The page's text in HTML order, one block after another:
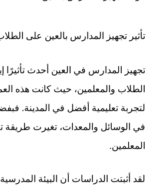
تأثير تجهيز المدارس بالعين على
تجهيز المدارس في العين أحدث تأثيرًا
الطلاب والمعلمين، حيث كانت هذه
لتجربة تعليمية أفضل في المدينة.
في الوسائل والمعدات، تغيرت طريقة
المعلمين.
لقد أثبتت الدراسات أن البيئة